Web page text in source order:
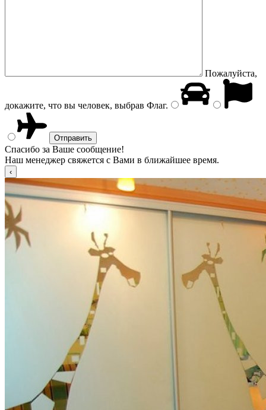
Пожалуйста,
докажите, что вы человек, выбрав Флаг.
Спасибо за Ваше сообщение!
Наш менеджер свяжется с Вами в ближайшее время.